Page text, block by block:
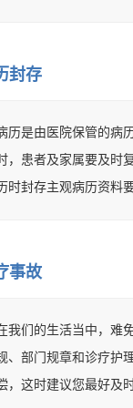
封存
历是由医院保管的病
，患者及家属要及时
时封存主观病历资料
事故
我们的生活当中，难
、部门规章和诊疗护
，这时建议您最好及